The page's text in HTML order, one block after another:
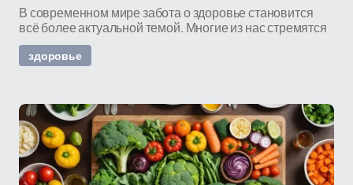
В современном мире забота о здоровье становится
всё более актуальной темой. Многие из нас стремятся
здоровье